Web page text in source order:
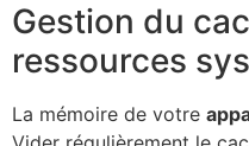
Gestion du
ressources
La mémoire de votre